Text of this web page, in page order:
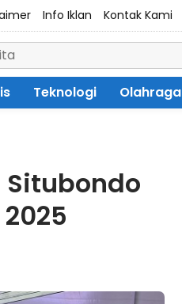
Info Iklan Kontak Kami
Teknologi Olahraga